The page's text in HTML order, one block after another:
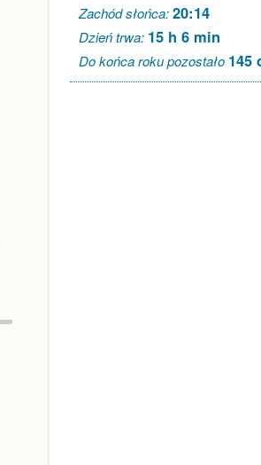
Zachód słońca:20:14
Dzień trwa: 15 h 6 min
Do końca roku pozostało 145